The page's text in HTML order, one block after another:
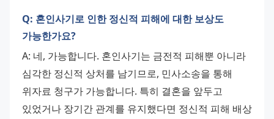
Q: 혼인사기로 인한 정신적 피해에 대한 보상도
가능한가요?
A: 네, 가능합니다. 혼인사기는 금전적 피해뿐 아니라
심각한 정신적 상처를 남기므로, 민사소송을 통해
위자료 청구가 가능합니다. 특히 결혼을 앞두고
있었거나 장기간 관계를 유지했다면 정신적 피해 배상